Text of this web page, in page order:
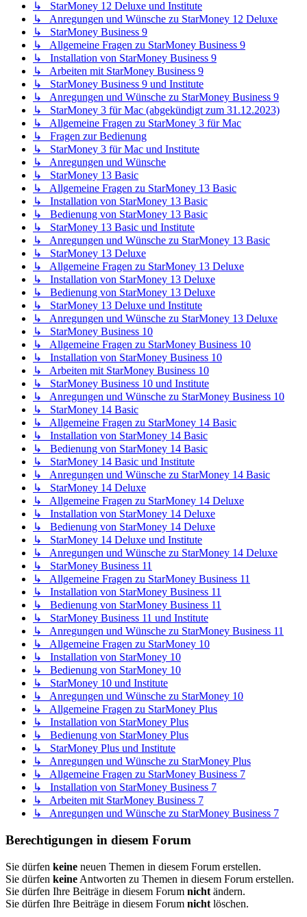
↳ StarMoney 12 Deluxe und Institute
↳ Anregungen und Wünsche zu StarMoney 12 Deluxe
↳ StarMoney Business 9
↳ Allgemeine Fragen zu StarMoney Business 9
↳ Installation von StarMoney Business 9
↳ Arbeiten mit StarMoney Business 9
↳ StarMoney Business 9 und Institute
↳ Anregungen und Wünsche zu StarMoney Business 9
↳ StarMoney 3 für Mac (abgekündigt zum 31.12.2023)
↳ Allgemeine Fragen zu StarMoney 3 für Mac
↳ Fragen zur Bedienung
↳ StarMoney 3 für Mac und Institute
↳ Anregungen und Wünsche
↳ StarMoney 13 Basic
↳ Allgemeine Fragen zu StarMoney 13 Basic
↳ Installation von StarMoney 13 Basic
↳ Bedienung von StarMoney 13 Basic
↳ StarMoney 13 Basic und Institute
↳ Anregungen und Wünsche zu StarMoney 13 Basic
↳ StarMoney 13 Deluxe
↳ Allgemeine Fragen zu StarMoney 13 Deluxe
↳ Installation von StarMoney 13 Deluxe
↳ Bedienung von StarMoney 13 Deluxe
↳ StarMoney 13 Deluxe und Institute
↳ Anregungen und Wünsche zu StarMoney 13 Deluxe
↳ StarMoney Business 10
↳ Allgemeine Fragen zu StarMoney Business 10
↳ Installation von StarMoney Business 10
↳ Arbeiten mit StarMoney Business 10
↳ StarMoney Business 10 und Institute
↳ Anregungen und Wünsche zu StarMoney Business 10
↳ StarMoney 14 Basic
↳ Allgemeine Fragen zu StarMoney 14 Basic
↳ Installation von StarMoney 14 Basic
↳ Bedienung von StarMoney 14 Basic
↳ StarMoney 14 Basic und Institute
↳ Anregungen und Wünsche zu StarMoney 14 Basic
↳ StarMoney 14 Deluxe
↳ Allgemeine Fragen zu StarMoney 14 Deluxe
↳ Installation von StarMoney 14 Deluxe
↳ Bedienung von StarMoney 14 Deluxe
↳ StarMoney 14 Deluxe und Institute
↳ Anregungen und Wünsche zu StarMoney 14 Deluxe
↳ StarMoney Business 11
↳ Allgemeine Fragen zu StarMoney Business 11
↳ Installation von StarMoney Business 11
↳ Bedienung von StarMoney Business 11
↳ StarMoney Business 11 und Institute
↳ Anregungen und Wünsche zu StarMoney Business 11
↳ Allgemeine Fragen zu StarMoney 10
↳ Installation von StarMoney 10
↳ Bedienung von StarMoney 10
↳ StarMoney 10 und Institute
↳ Anregungen und Wünsche zu StarMoney 10
↳ Allgemeine Fragen zu StarMoney Plus
↳ Installation von StarMoney Plus
↳ Bedienung von StarMoney Plus
↳ StarMoney Plus und Institute
↳ Anregungen und Wünsche zu StarMoney Plus
↳ Allgemeine Fragen zu StarMoney Business 7
↳ Installation von StarMoney Business 7
↳ Arbeiten mit StarMoney Business 7
↳ Anregungen und Wünsche zu StarMoney Business 7
Berechtigungen in diesem Forum
Sie dürfen keine neuen Themen in diesem Forum erstellen.
Sie dürfen keine Antworten zu Themen in diesem Forum erstellen.
Sie dürfen Ihre Beiträge in diesem Forum nicht ändern.
Sie dürfen Ihre Beiträge in diesem Forum nicht löschen.